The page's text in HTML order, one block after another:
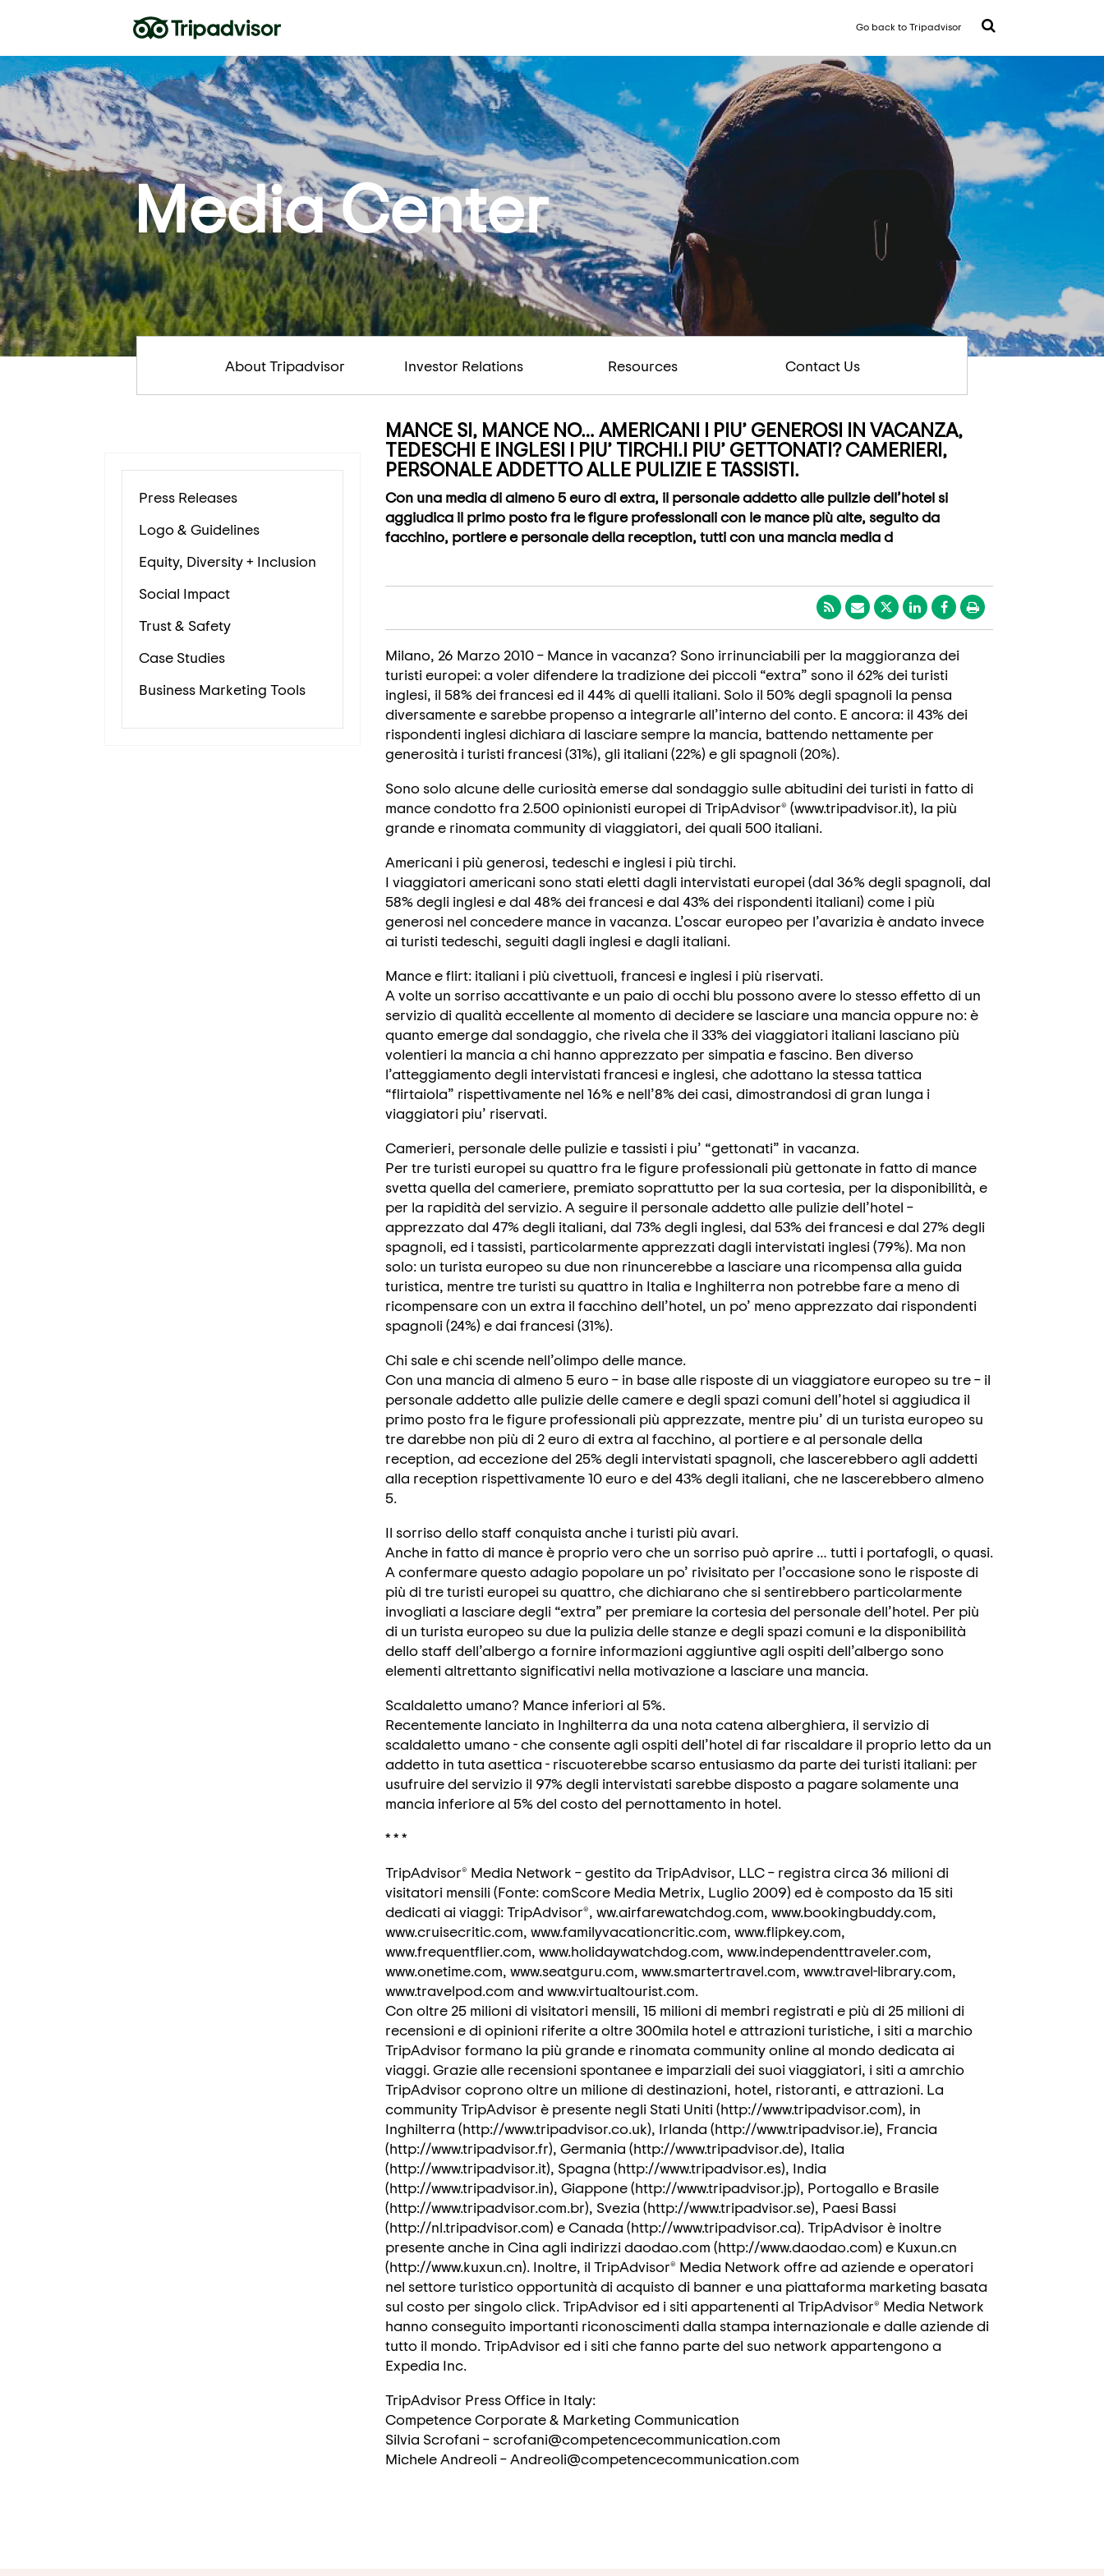
Go back to Tripadvisor
Media Center
About Tripadvisor Investor Relations Resources Contact Us
Press Releases
Logo & Guidelines
Equity, Diversity + Inclusion
Social Impact
Trust & Safety
Case Studies
Business Marketing Tools
MANCE SI, MANCE NO… AMERICANI I PIU’ GENEROSI IN VACANZA,
TEDESCHI E INGLESI I PIU’ TIRCHI.I PIU’ GETTONATI? CAMERIERI,
PERSONALE ADDETTO ALLE PULIZIE E TASSISTI.
Con una media di almeno 5 euro di extra, il personale addetto alle pulizie dell’hotel si
aggiudica il primo posto fra le figure professionali con le mance più alte, seguito da
facchino, portiere e personale della reception, tutti con una mancia media d
Milano, 26 Marzo 2010 – Mance in vacanza? Sono irrinunciabili per la maggioranza dei
turisti europei: a voler difendere la tradizione dei piccoli “extra” sono il 62% dei turisti
inglesi, il 58% dei francesi ed il 44% di quelli italiani. Solo il 50% degli spagnoli la pensa
diversamente e sarebbe propenso a integrarle all’interno del conto. E ancora: il 43% dei
rispondenti inglesi dichiara di lasciare sempre la mancia, battendo nettamente per
generosità i turisti francesi (31%), gli italiani (22%) e gli spagnoli (20%).
Sono solo alcune delle curiosità emerse dal sondaggio sulle abitudini dei turisti in fatto di
mance condotto fra 2.500 opinionisti europei di TripAdvisor® (www.tripadvisor.it), la più
grande e rinomata community di viaggiatori, dei quali 500 italiani.
Americani i più generosi, tedeschi e inglesi i più tirchi.
I viaggiatori americani sono stati eletti dagli intervistati europei (dal 36% degli spagnoli, dal
58% degli inglesi e dal 48% dei francesi e dal 43% dei rispondenti italiani) come i più
generosi nel concedere mance in vacanza. L’oscar europeo per l’avarizia è andato invece
ai turisti tedeschi, seguiti dagli inglesi e dagli italiani.
Mance e flirt: italiani i più civettuoli, francesi e inglesi i più riservati.
A volte un sorriso accattivante e un paio di occhi blu possono avere lo stesso effetto di un
servizio di qualità eccellente al momento di decidere se lasciare una mancia oppure no: è
quanto emerge dal sondaggio, che rivela che il 33% dei viaggiatori italiani lasciano più
volentieri la mancia a chi hanno apprezzato per simpatia e fascino. Ben diverso
l’atteggiamento degli intervistati francesi e inglesi, che adottano la stessa tattica
“flirtaiola” rispettivamente nel 16% e nell’8% dei casi, dimostrandosi di gran lunga i
viaggiatori piu’ riservati.
Camerieri, personale delle pulizie e tassisti i piu’ “gettonati” in vacanza.
Per tre turisti europei su quattro fra le figure professionali più gettonate in fatto di mance
svetta quella del cameriere, premiato soprattutto per la sua cortesia, per la disponibilità, e
per la rapidità del servizio. A seguire il personale addetto alle pulizie dell’hotel –
apprezzato dal 47% degli italiani, dal 73% degli inglesi, dal 53% dei francesi e dal 27% degli
spagnoli, ed i tassisti, particolarmente apprezzati dagli intervistati inglesi (79%). Ma non
solo: un turista europeo su due non rinuncerebbe a lasciare una ricompensa alla guida
turistica, mentre tre turisti su quattro in Italia e Inghilterra non potrebbe fare a meno di
ricompensare con un extra il facchino dell’hotel, un po’ meno apprezzato dai rispondenti
spagnoli (24%) e dai francesi (31%).
Chi sale e chi scende nell’olimpo delle mance.
Con una mancia di almeno 5 euro – in base alle risposte di un viaggiatore europeo su tre – il
personale addetto alle pulizie delle camere e degli spazi comuni dell’hotel si aggiudica il
primo posto fra le figure professionali più apprezzate, mentre piu’ di un turista europeo su
tre darebbe non più di 2 euro di extra al facchino, al portiere e al personale della
reception, ad eccezione del 25% degli intervistati spagnoli, che lascerebbero agli addetti
alla reception rispettivamente 10 euro e del 43% degli italiani, che ne lascerebbero almeno
5.
Il sorriso dello staff conquista anche i turisti più avari.
Anche in fatto di mance è proprio vero che un sorriso può aprire … tutti i portafogli, o quasi.
A confermare questo adagio popolare un po’ rivisitato per l’occasione sono le risposte di
più di tre turisti europei su quattro, che dichiarano che si sentirebbero particolarmente
invogliati a lasciare degli “extra” per premiare la cortesia del personale dell’hotel. Per più
di un turista europeo su due la pulizia delle stanze e degli spazi comuni e la disponibilità
dello staff dell’albergo a fornire informazioni aggiuntive agli ospiti dell’albergo sono
elementi altrettanto significativi nella motivazione a lasciare una mancia.
Scaldaletto umano? Mance inferiori al 5%.
Recentemente lanciato in Inghilterra da una nota catena alberghiera, il servizio di
scaldaletto umano - che consente agli ospiti dell’hotel di far riscaldare il proprio letto da un
addetto in tuta asettica - riscuoterebbe scarso entusiasmo da parte dei turisti italiani: per
usufruire del servizio il 97% degli intervistati sarebbe disposto a pagare solamente una
mancia inferiore al 5% del costo del pernottamento in hotel.
* * *
TripAdvisor® Media Network – gestito da TripAdvisor, LLC – registra circa 36 milioni di
visitatori mensili (Fonte: comScore Media Metrix, Luglio 2009) ed è composto da 15 siti
dedicati ai viaggi: TripAdvisor®, ww.airfarewatchdog.com, www.bookingbuddy.com,
www.cruisecritic.com, www.familyvacationcritic.com, www.flipkey.com,
www.frequentflier.com, www.holidaywatchdog.com, www.independenttraveler.com,
www.onetime.com, www.seatguru.com, www.smartertravel.com, www.travel-library.com,
www.travelpod.com and www.virtualtourist.com.
Con oltre 25 milioni di visitatori mensili, 15 milioni di membri registrati e più di 25 milioni di
recensioni e di opinioni riferite a oltre 300mila hotel e attrazioni turistiche, i siti a marchio
TripAdvisor formano la più grande e rinomata community online al mondo dedicata ai
viaggi. Grazie alle recensioni spontanee e imparziali dei suoi viaggiatori, i siti a amrchio
TripAdvisor coprono oltre un milione di destinazioni, hotel, ristoranti, e attrazioni. La
community TripAdvisor è presente negli Stati Uniti (http://www.tripadvisor.com), in
Inghilterra (http://www.tripadvisor.co.uk), Irlanda (http://www.tripadvisor.ie), Francia
(http://www.tripadvisor.fr), Germania (http://www.tripadvisor.de), Italia
(http://www.tripadvisor.it), Spagna (http://www.tripadvisor.es), India
(http://www.tripadvisor.in), Giappone (http://www.tripadvisor.jp), Portogallo e Brasile
(http://www.tripadvisor.com.br), Svezia (http://www.tripadvisor.se), Paesi Bassi
(http://nl.tripadvisor.com) e Canada (http://www.tripadvisor.ca). TripAdvisor è inoltre
presente anche in Cina agli indirizzi daodao.com (http://www.daodao.com) e Kuxun.cn
(http://www.kuxun.cn). Inoltre, il TripAdvisor® Media Network offre ad aziende e operatori
nel settore turistico opportunità di acquisto di banner e una piattaforma marketing basata
sul costo per singolo click. TripAdvisor ed i siti appartenenti al TripAdvisor® Media Network
hanno conseguito importanti riconoscimenti dalla stampa internazionale e dalle aziende di
tutto il mondo. TripAdvisor ed i siti che fanno parte del suo network appartengono a
Expedia Inc.
TripAdvisor Press Office in Italy:
Competence Corporate & Marketing Communication
Silvia Scrofani – scrofani@competencecommunication.com
Michele Andreoli – Andreoli@competencecommunication.com